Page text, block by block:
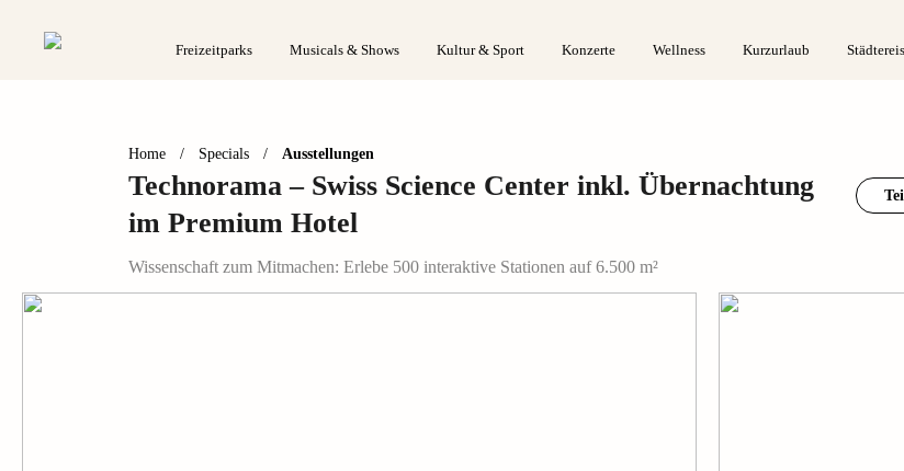
Freizeitparks Musicals & Shows Kultur & Sport Konzerte Wellness Kurzurlaub
Home / Specials / Ausstellungen
Technorama – Swiss Science Center inkl. Übernachtung
im Premium Hotel
Wissenschaft zum Mitmachen: Erlebe 500 interaktive Stationen auf 6.500 m²